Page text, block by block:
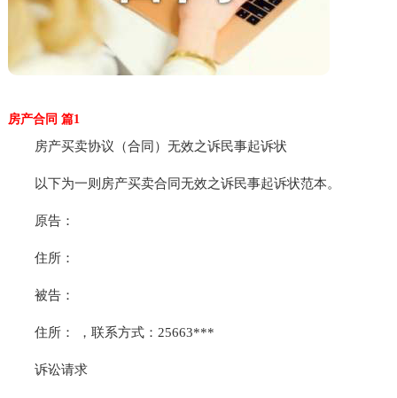
房产合同 篇1
房产买卖协议（合同）无效之诉民事起诉状
以下为一则房产买卖合同无效之诉民事起诉状范本。
原告：
住所：
被告：
住所： ，联系方式：25663***
诉讼请求